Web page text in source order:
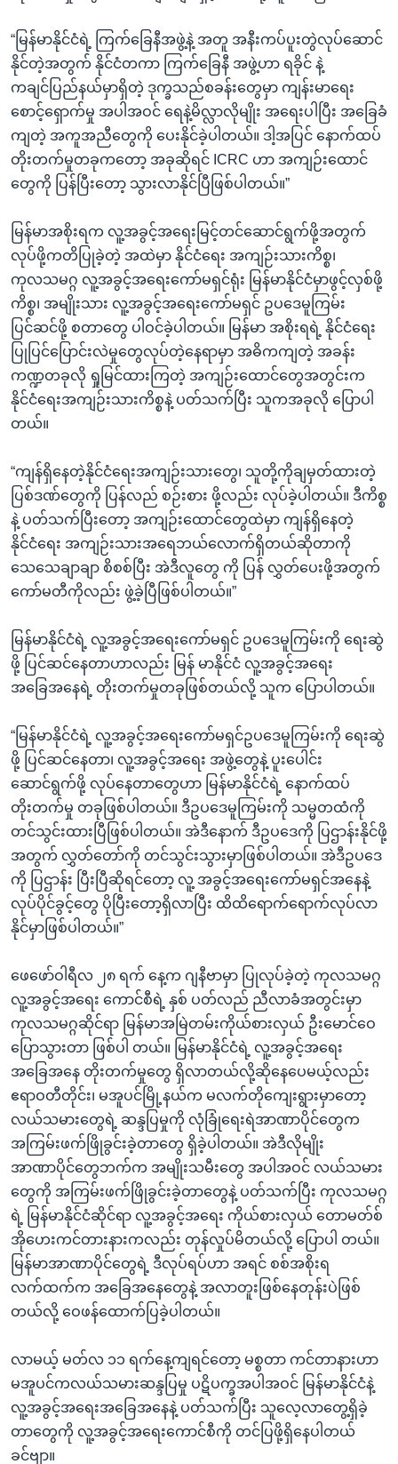
“မြန်မာနိုင်ငံရဲ့ ကြက်ခြေနီအဖွဲ့နဲ့ အတူ အနီးကပ်ပူးတွဲလုပ်ဆောင်
နိုင်တဲ့အတွက် နိုင်ငံတကာ ကြက်ခြေနီ အဖွဲ့ဟာ ရခိုင် နဲ့
ကချင်ပြည်နယ်မှာရှိတဲ့ ဒုက္ခသည်စခန်းတွေမှာ ကျန်းမာရေး
စောင့်ရှောက်မှု အပါအဝင် ရေနဲ့မိလ္လာလိုမျိုး အရေးပါပြီး အခြေခံ
ကျတဲ့ အကူအညီတွေကို ပေးနိုင်ခဲ့ပါတယ်။ ဒါ့အပြင် နောက်ထပ်
တိုးတက်မှုတခုကတော့ အခုဆိုရင် ICRC ဟာ အကျဉ်းထောင်
တွေကို ပြန်ပြီးတော့ သွားလာနိုင်ပြီဖြစ်ပါတယ်။”
မြန်မာအစိုးရက လူ့အခွင့်အရေးမြင့်တင်ဆောင်ရွက်ဖို့အတွက်
လုပ်ဖို့ကတိပြုခဲ့တဲ့ အထဲမှာ နိုင်ငံရေး အကျဉ်းသားကိစ္စ၊
ကုလသမဂ္ဂ လူ့အခွင့်အရေးကော်မရှင်ရုံး မြန်မာနိုင်ငံမှာဖွင့်လှစ်ဖို့
ကိစ္စ၊ အမျိုးသား လူ့အခွင့်အရေးကော်မရှင် ဥပဒေမူကြမ်း
ပြင်ဆင်ဖို့ စတာတွေ ပါဝင်ခဲ့ပါတယ်။ မြန်မာ အစိုးရရဲ့ နိုင်ငံရေး
ပြုပြင်ပြောင်းလဲမှုတွေလုပ်တဲ့နေရာမှာ အဓိကကျတဲ့ အခန်း
ကဏ္ဍတခုလို ရှုမြင်ထားကြတဲ့ အကျဉ်းထောင်တွေအတွင်းက
နိုင်ငံရေးအကျဉ်းသားကိစ္စနဲ့ ပတ်သက်ပြီး သူကအခုလို ပြောပါ
တယ်။
“ကျန်ရှိနေတဲ့နိုင်ငံရေးအကျဉ်းသားတွေ၊ သူတို့ကိုချမှတ်ထားတဲ့
ပြစ်ဒဏ်တွေကို ပြန်လည် စဉ်းစား ဖို့လည်း လုပ်ခဲ့ပါတယ်။ ဒီကိစ္စ
နဲ့ ပတ်သက်ပြီးတော့ အကျဉ်းထောင်တွေထဲမှာ ကျန်ရှိနေတဲ့
နိုင်ငံရေး အကျဉ်းသားအရေဘယ်လောက်ရှိတယ်ဆိုတာကို
သေသေချာချာ စိစစ်ပြီး အဲဒီလူတွေ ကို ပြန် လွှတ်ပေးဖို့အတွက်
ကော်မတီကိုလည်း ဖွဲ့ခဲ့ပြီဖြစ်ပါတယ်။”
မြန်မာနိုင်ငံရဲ့ လူ့အခွင့်အရေးကော်မရှင် ဥပဒေမူကြမ်းကို ရေးဆွဲ
ဖို့ ပြင်ဆင်နေတာဟာလည်း မြန် မာနိုင်ငံ လူ့အခွင့်အရေး
အခြေအနေရဲ့ တိုးတက်မှုတခုဖြစ်တယ်လို့ သူက ပြောပါတယ်။
“မြန်မာနိုင်ငံရဲ့ လူ့အခွင့်အရေးကော်မရှင်ဥပဒေမူကြမ်းကို ရေးဆွဲ
ဖို့ ပြင်ဆင်နေတာ၊ လူ့အခွင့်အရေး အဖွဲ့တွေနဲ့ ပူးပေါင်း
ဆောင်ရွက်ဖို့ လုပ်နေတာတွေဟာ မြန်မာနိုင်ငံရဲ့ နောက်ထပ်
တိုးတက်မှု တခုဖြစ်ပါတယ်။ ဒီဥပဒေမူကြမ်းကို သမ္မတထံကို
တင်သွင်းထားပြီဖြစ်ပါတယ်။ အဲဒီနောက် ဒီဥပဒေကို ပြဌာန်းနိုင်ဖို့
အတွက် လွှတ်တော်ကို တင်သွင်းသွားမှာဖြစ်ပါတယ်။ အဲဒီဥပဒေ
ကို ပြဌာန်း ပြီးပြီဆိုရင်တော့ လူ့ အခွင့်အရေးကော်မရှင်အနေနဲ့
လုပ်ပိုင်ခွင့်တွေ ပိုပြီးတော့ရှိလာပြီး ထိထိရောက်ရောက်လုပ်လာ
နိုင်မှာဖြစ်ပါတယ်။”
ဖေဖော်ဝါရီလ ၂၈ ရက် နေ့က ဂျနီဗာမှာ ပြုလုပ်ခဲ့တဲ့ ကုလသမဂ္ဂ
လူ့အခွင့်အရေး ကောင်စီရဲ့ နှစ် ပတ်လည် ညီလာခံအတွင်းမှာ
ကုလသမဂ္ဂဆိုင်ရာ မြန်မာအမြဲတမ်းကိုယ်စားလှယ် ဦးမောင်ဝေ
ပြောသွားတာ ဖြစ်ပါ တယ်။ မြန်မာနိုင်ငံရဲ့ လူ့အခွင့်အရေး
အခြေအနေ တိုးတက်မှုတွေ ရှိလာတယ်လို့ဆိုနေပေမယ့်လည်း
ဧရာဝတီတိုင်း၊ မအူပင်မြို့နယ်က မလက်တိုကျေးရွားမှာတော့
လယ်သမားတွေရဲ့ ဆန္ဒပြမှုကို လုံခြုံရေးရဲအာဏာပိုင်တွေက
အကြမ်းဖက်ဖြိုခွင်းခဲ့တာတွေ ရှိခဲ့ပါတယ်။ အဲဒီလိုမျိုး
အာဏာပိုင်တွေဘက်က အမျိုးသမီးတွေ အပါအဝင် လယ်သမား
တွေကို အကြမ်းဖက်ဖြိုခွင်းခဲ့တာတွေနဲ့ ပတ်သက်ပြီး ကုလသမဂ္ဂ
ရဲ့ မြန်မာနိုင်ငံဆိုင်ရာ လူ့အခွင့်အရေး ကိုယ်စားလှယ် တောမတ်စ်
အိုဟေးကင်တားနားကလည်း တုန်လှုပ်မိတယ်လို့ ပြောပါ တယ်။
မြန်မာအာဏာပိုင်တွေရဲ့ ဒီလုပ်ရပ်ဟာ အရင် စစ်အစိုးရ
လက်ထက်က အခြေအနေတွေနဲ့ အလာတူးဖြစ်နေတုန်းပဲဖြစ်
တယ်လို့ ဝေဖန်ထောက်ပြခဲ့ပါတယ်။
လာမယ့် မတ်လ ၁၁ ရက်နေ့ကျရင်တော့ မစ္စတာ ကင်တာနားဟာ
မအူပင်ကလယ်သမားဆန္ဒပြမှု ပဋိပက္ခအပါအဝင် မြန်မာနိုင်ငံနဲ့
လူ့အခွင့်အရေးအခြေအနေနဲ့ ပတ်သက်ပြီး သူလေ့လာတွေ့ရှိခဲ့
တာတွေကို လူ့အခွင့်အရေးကောင်စီကို တင်ပြဖို့ရှိနေပါတယ်
ခင်ဗျာ။